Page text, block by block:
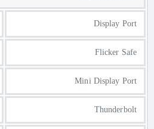
Display Port
Flicker Safe
Mini Display Port
Thunderbolt